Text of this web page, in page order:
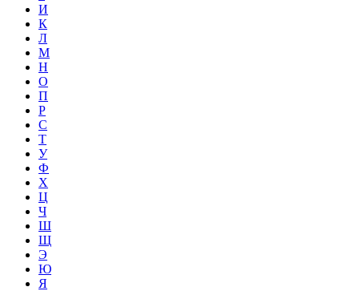
И
К
Л
М
Н
О
П
Р
С
Т
У
Ф
Х
Ц
Ч
Ш
Щ
Э
Ю
Я